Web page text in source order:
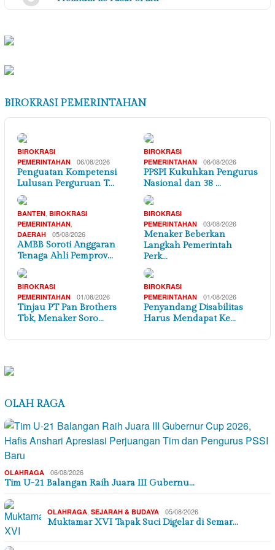
BIROKRASI PEMERINTAHAN
BIROKRASI
PEMERINTAHAN
06/08/2026
Penguatan Kompetensi
Lulusan Perguruan T…
BIROKRASI
PEMERINTAHAN
06/08/2026
PPSPI Kukuhkan Pengurus
Nasional dan 38 …
BANTEN BIROKRASI
PEMERINTAHAN
DAERAH 05/08/2026
AMBB Soroti Anggaran
Tenaga Ahli Pemprov…
BIROKRASI
PEMERINTAHAN
03/08/2026
Menaker Beberkan
Langkah Pemerintah
Perk…
BIROKRASI
PEMERINTAHAN
01/08/2026
Tinjau PT Pan Brothers
Tbk, Menaker Soro…
BIROKRASI
PEMERINTAHAN
01/08/2026
Penyandang Disabilitas
Harus Mendapat Ke…
OLAH RAGA
OLAHRAGA 06/08/2026
Tim U-21 Balangan Raih Juara III Gubernu…
OLAHRAGA SEJARAH & BUDAYA 05/08/2026
Muktamar XVI Tapak Suci Digelar di Semar…